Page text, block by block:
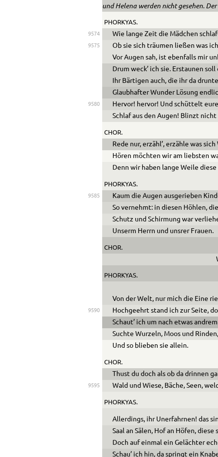
und Helena werden nicht gesehen.
PHORKYAS.
9574 Wie lange Zeit die Mädchen
9575
Ob sie sich träumen ließen was
Vor Augen sah, ist ebenfalls mir
Drum weck’ ich sie. Erstaunen soll
Ihr Bärtigen auch, die ihr da
Glaubhafter Wunder Lösung
9580
Hervor! hervor! Und schüttelt
Schlaf aus den Augen! Blinzt
CHOR.
Rede nur, erzähl’, erzähle was
Hören möchten wir am liebsten
Denn wir haben lange Weile diese
PHORKYAS.
9585
Kaum die Augen ausgerieben
So vernehmt: in diesen Höhlen,
Schutz und Schirmung war
Unserm Herrn und unsrer Frauen.
CHOR.
PHORKYAS.
Von der Welt, nur mich die Eine
9590
Hochgeehrt stand ich zur Seite,
Schaut’ ich um nach etwas
Suchte Wurzeln, Moos und
Und so blieben sie allein.
CHOR.
Thust du doch als ob da drinnen
9595 Wald und Wiese, Bäche, Seen,
PHORKYAS.
Allerdings, ihr Unerfahrnen! das
Saal an Sälen, Hof an Höfen, diese
Doch auf einmal ein Gelächter
Schau’ ich hin, da springt ein